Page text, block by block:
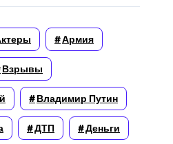
Армия
Взрывы
Владимир Путин
ДТП Деньги